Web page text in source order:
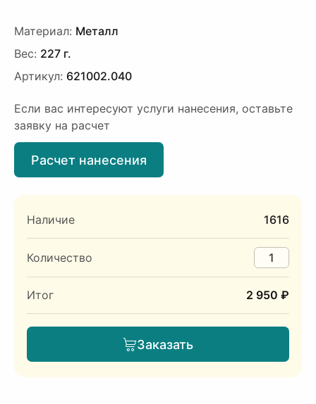
Материал: Металл
Вес: 227 г.
Артикул: 621002.040
Если вас интересуют услуги нанесения, оставьте
заявку на расчет
Расчет нанесения
Наличие 1616
Количество
Итог 2 950 ₽
Заказать